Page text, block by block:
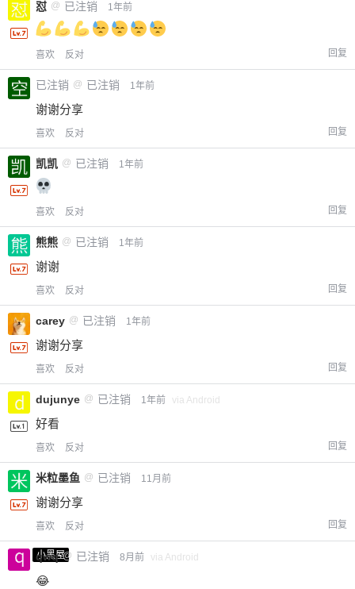
怼 @ 已注销 1年前
喜欢 反对 回复
已注销 @ 已注销 1年前
谢谢分享
喜欢 反对 回复
凯凯 @ 已注销 1年前
喜欢 反对 回复
熊熊 @ 已注销 1年前
谢谢
喜欢 反对 回复
carey @ 已注销 1年前
谢谢分享
喜欢 反对 回复
dujunye @ 已注销 1年前 via Android
好看
喜欢 反对 回复
米粒墨鱼 @ 已注销 11月前
谢谢分享
喜欢 反对 回复
小黑屋
qwq @ 已注销 8月前 via Android
😂